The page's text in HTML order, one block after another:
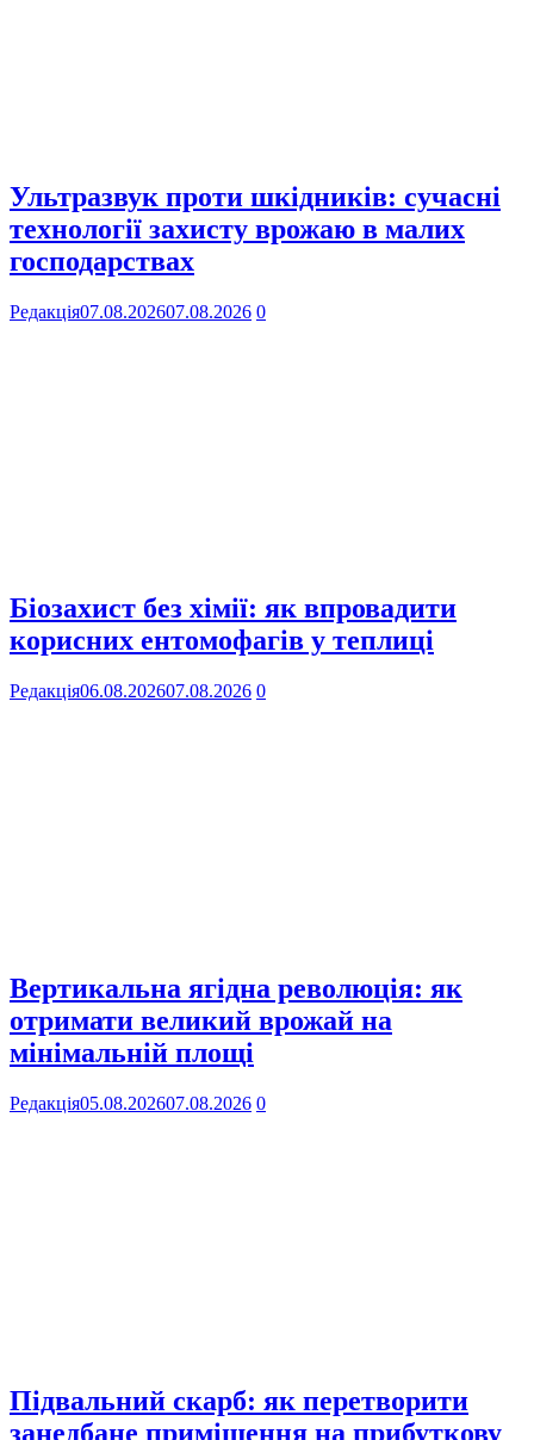
Ультразвук проти шкідників: сучасні
технології захисту врожаю в малих
господарствах
Редакція07.08.202607.08.2026 0
Біозахист без хімії: як впровадити
корисних ентомофагів у теплиці
Редакція06.08.202607.08.2026 0
Вертикальна ягідна революція: як
отримати великий врожай на
мінімальній площі
Редакція05.08.202607.08.2026 0
Підвальний скарб: як перетворити
занедбане приміщення на прибуткову